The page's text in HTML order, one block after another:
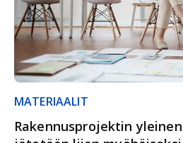
MATERIAALIT
Rakennusprojektin